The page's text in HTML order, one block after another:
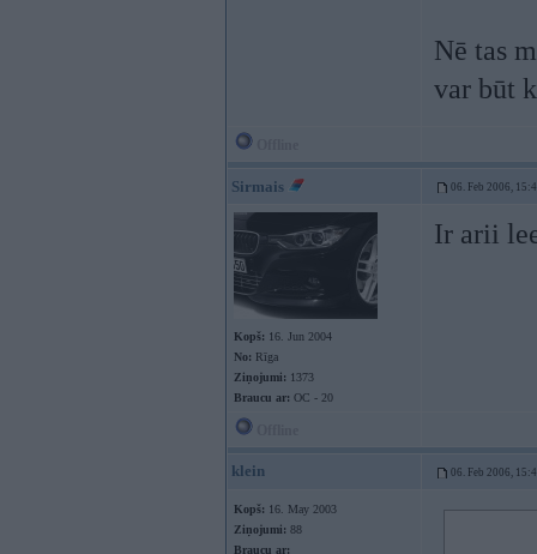
Nē tas
var būt
Sirmais 06. Feb 2006,
Kopš: 16. Jun 2004
No: Rīga
Ziņojumi: 1373
Braucu ar: OC - 20
Ir arii
klein 06. Feb 2006,
Kopš: 16. May 2003
Ziņojumi: 88
Braucu ar: